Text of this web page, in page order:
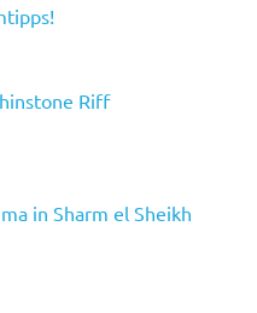
Riff
in Sharm el Sheikh